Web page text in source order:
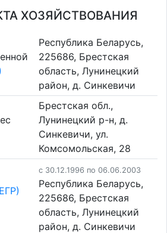
ХОЗЯЙСТВОВАНИЯ
Республика Беларусь,
225686, Брестская
область, Лунинецкий
район, д. Синкевичи
Брестская обл.,
Лунинецкий р-н, д.
Синкевичи, ул.
Комсомольская, 28
c 30.12.1996 по 06.06.2003
Республика Беларусь,
225686, Брестская
область, Лунинецкий
район, д. Синкевичи